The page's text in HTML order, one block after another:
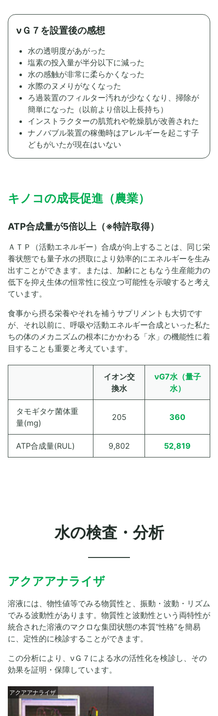
νＧ７を設置後の感想
水の透明度があがった
塩素の投入量が半分以下に減った
水の感触が非常に柔らかくなった
水際のヌメりがなくなった
ろ過装置のフィルター汚れが少なくなり、掃除が
簡単になった（以前より倍以上長持ち）
インストラクターの肌荒れや乾燥肌が改善された
ナノバブル装置の稼働時はアレルギーを起こす子
どもがいたが現在はいない
キノコの成長促進（農業）
ATP合成量が5倍以上（※特許取得）
ＡＴＰ（活動エネルギー）合成が向上することは、同じ栄
養状態でも量子水の摂取により効率的にエネルギーを生み
出すことができます。または、加齢にともなう生産能力の
低下を抑え生体の恒常性に役立つ可能性を示唆すると考え
ています。
食事から摂る栄養やそれを補うサプリメントも大切です
が、それ以前に、呼吸や活動エネルギー合成といった私た
ちの体のメカニズムの根本にかかわる「水」の機能性に着
目することも重要と考えています。
イオン交
換水
νG7水（量子
水）
タモギタケ菌体重
量(mg)
205 360
ATP合成量(RUL) 9,802 52,819
水の検査・分析
アクアアナライザ
溶液には、物性値等でみる物質性と、振動・波動・リズム
でみる波動性があります。物質性と波動性という両特性が
統合された溶液のマクロな集団状態の本質“性格”を簡易
に、定性的に検診することができます。
この分析により、νＧ７による水の活性化を検診し、その
効果を証明・保障しています。
アクアアナライザ